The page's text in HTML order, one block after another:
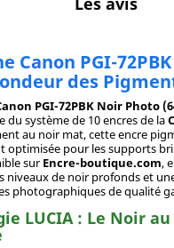
Canon PGI-
des
PGI-72PBK Noir Photo
du système de 10 encres de la
au noir mat, cette encre
optimisée pour les supports
surEncre-boutique.com,
niveaux de noir profonds et
photographiques de qualité
LUCIA : Le Noir